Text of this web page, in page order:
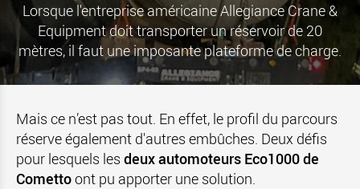
Lorsque l'entreprise américaine Allegiance Crane &
Equipment doit transporter un réservoir de 20
mètres, il faut une imposante plateforme de charge.
Mais ce n’est pas tout. En effet, le profil du parcours
réserve également d'autres embûches. Deux défis
pour lesquels les deux automoteurs Eco1000 de
Comettoont pu apporter une solution.